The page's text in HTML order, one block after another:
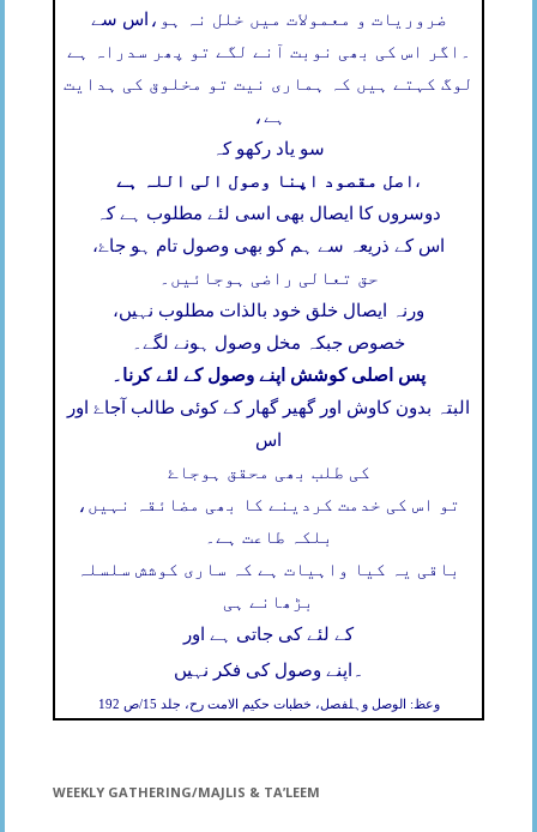
اس سے ضروریات و معمولات میں خلل نہ ہو،
اگر اس کی بھی نوبت آنے لگے تو پھر سدراہ ہے
لوگ کہتے ہیں کہ ہماری نیت تو مخلوق کی ہدایت
ہے،
سو یاد رکھو کہ
اصل مقصود اپنا وصول الی اللہ ہے ،
دوسروں کا ایصال بھی اسی لئے مطلوب ہے کہ
اس کے ذریعہ سے ہم کو بھی وصول تام ہو جاۓ،
حق تعالی راضی ہوجائیں۔
ورنہ ایصال خلق خود بالذات مطلوب نہیں،
خصوص جبکہ مخل وصول ہونے لگے۔
پس اصلی کوشش اپنے وصول کے لئے کرنا۔
البتہ بدون کاوش اور گھیر گھار کے کوئی طالب آجاۓ اور
اس
کی طلب بھی محقق ہوجاۓ
تو اس کی خدمت کردینے کا بھی مضائقہ نہیں،
بلکہ طاعت ہے۔
باقی یہ کیا واہیات ہے کہ ساری کوشش سلسلہ
بڑھانے ہی
کے لئے کی جاتی ہے اور
اپنے وصول کی فکر نہیں ۔
وعظ: الوصل وہلفصل، خطبات حکیم الامت رح، جلد 15/ص 192
WEEKLY GATHERING/MAJLIS & TA’LEEM